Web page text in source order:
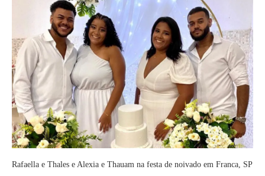
Rafaella e Thales e Alexia e Thauam na festa de noivado em Franca, SP